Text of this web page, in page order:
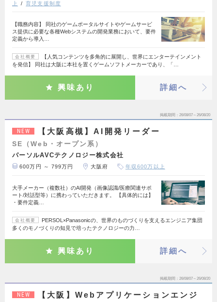
上
育児支援制度
【職務内容】 同社のゲームポータルサイトやゲームサービ
ス提供に必要な各種Webシステムの開発業務において、要件
定義から導入…
会社概要
【人気コンテンツを多角的に展開し、世界にエンターテインメント
を発信】 同社は大阪に本社を置くゲームソフトメーカーであり、「…
興味あり 詳細へ
掲載期間 26/08/07～26/08/20
NEW 【大阪高槻】AI開発リーダー
SE（Web・オープン系）
パーソルAVCテクノロジー株式会社
600万円 ～ 799万円 大阪府 年収600万以上
大手メーカー（複数社）のAI開発（画像認識/医療関連サポ
ート/対話型等）に携わっていただきます。 【具体的には】
・要件定義…
会社概要
PERSOL×Panasonicの、世界のものづくりを支えるエンジニア集団
多くのモノづくりの知見で培ったテクノロジーの力…
興味あり 詳細へ
掲載期間 26/08/07～26/08/20
NEW
【大阪】Webアプリケーションエンジ